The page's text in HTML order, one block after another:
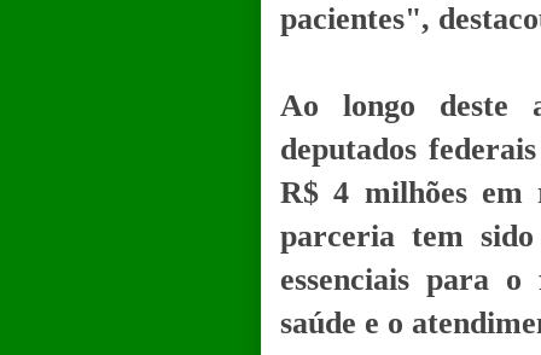
pacientes",
Ao longo deste
deputados
R$ 4 milhões em
parceria tem
essenciais para o
saúde e o